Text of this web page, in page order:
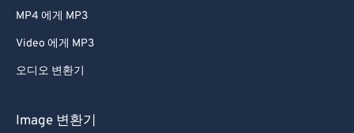
MP4 에게 MP3
Video 에게 MP3
오디오 변환기
Image 변환기